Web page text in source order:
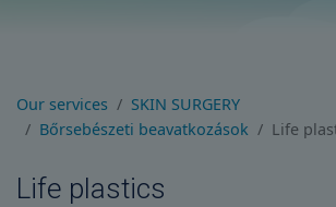
Our services
SKIN SURGERY
Bőrsebészeti beavatkozások
Life
Life plastics